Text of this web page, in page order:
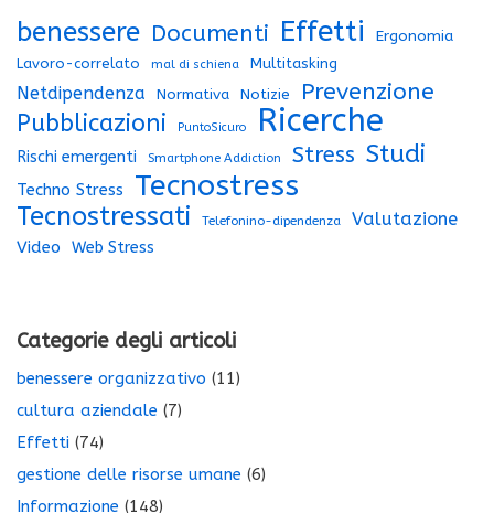
benessere Documenti Effetti Ergonomia
Lavoro-correlato mal di schiena Multitasking
Netdipendenza Normativa Notizie Prevenzione
Pubblicazioni PuntoSicuro Ricerche
Rischi emergenti Smartphone Addiction Stress Studi
Techno Stress Tecnostress
Tecnostressati Telefonino-dipendenza Valutazione
Video Web Stress
Categorie degli articoli
benessere organizzativo (11)
cultura aziendale (7)
Effetti (74)
gestione delle risorse umane (6)
Informazione (148)